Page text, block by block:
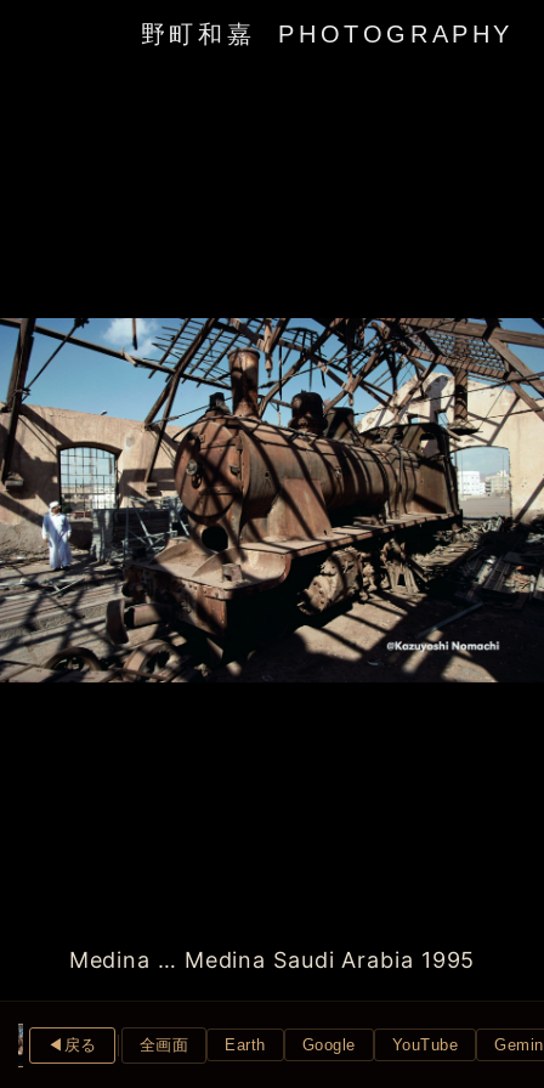
野町和嘉 PHOTOGRAPHY
‹
Medina … Medina Saudi Arabia 1995
›
◀︎戻る 全画面 Earth Google YouTube